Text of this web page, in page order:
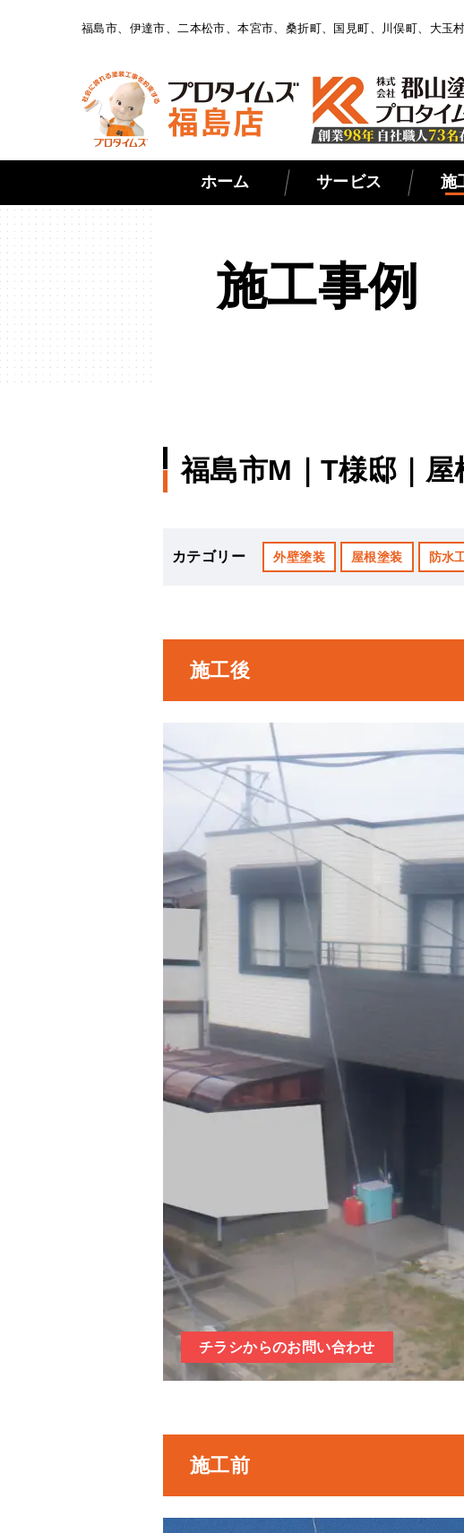
福島市、伊達市、二本松市、本宮市、桑折町、国見町、川俣町、大玉
ホーム サービス 施
施工事例
福島市M｜T様邸｜
カテゴリー 外壁塗装 屋根塗装 防水
施工後
チラシからのお問い合わせ
施工前